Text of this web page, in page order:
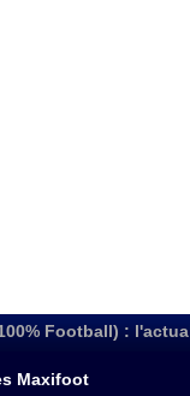
Football) :
Maxifoot